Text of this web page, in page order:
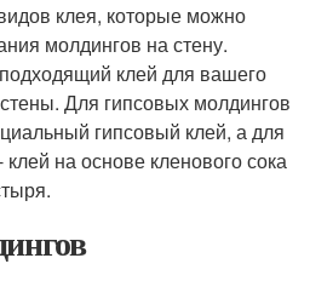
клея, которые можно
молдингов на стену.
клей для вашего
Для гипсовых молдингов
гипсовый клей, а для
на основе кленового сока